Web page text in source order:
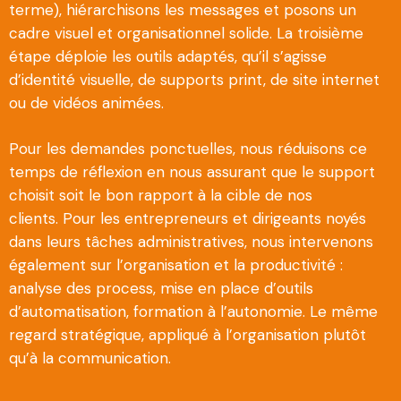
terme), hiérarchisons les messages et posons un
cadre visuel et organisationnel solide. La troisième
étape déploie les outils adaptés, qu’il s’agisse
d’identité visuelle, de supports print, de site internet
ou de vidéos animées.
Pour les demandes ponctuelles, nous réduisons ce
temps de réflexion en nous assurant que le support
choisit soit le bon rapport à la cible de nos
clients. Pour les entrepreneurs et dirigeants noyés
dans leurs tâches administratives, nous intervenons
également sur l’organisation et la productivité :
analyse des process, mise en place d’outils
d’automatisation, formation à l’autonomie. Le même
regard stratégique, appliqué à l’organisation plutôt
qu’à la communication.